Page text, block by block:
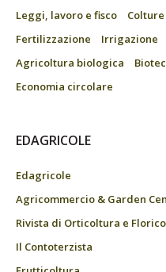
Leggi, lavoro e fisco
Colture
Fertilizzazione
Irrigazione
Agricoltura biologica
Economia circolare
EDAGRICOLE
Edagricole
Agricommercio & Garden
Rivista di Orticoltura e
Il Contoterzista